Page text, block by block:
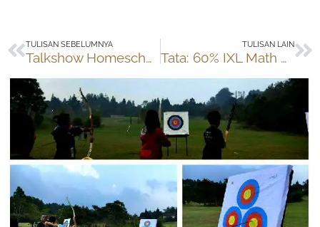
Prev
TULISAN SEBELUMNYA
Talkshow Homeschooling, Anak, Teknologi
TULISAN LAIN
Tata: 60% IXL Math Kelas 3